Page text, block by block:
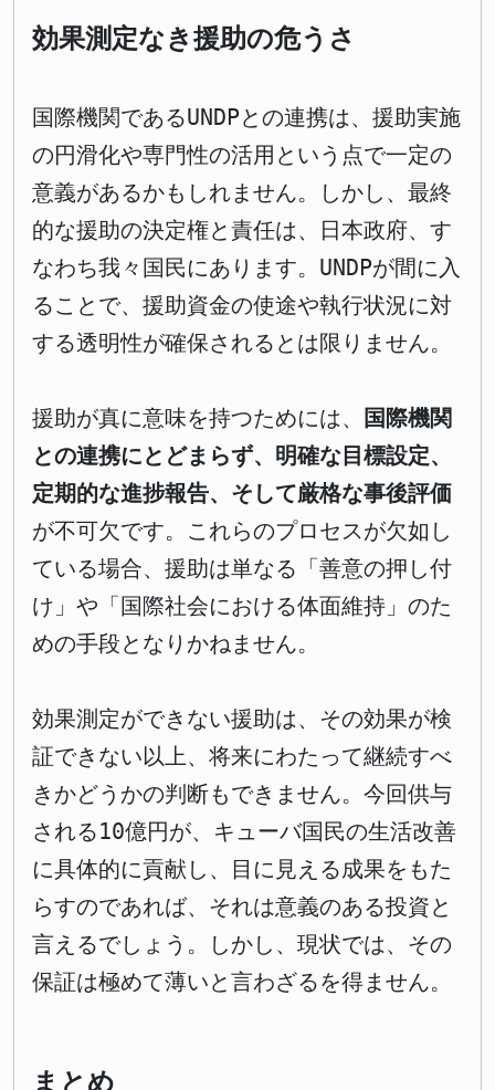
効果測定なき援助の危うさ
国際機関であるUNDPとの連携は、援助実施
の円滑化や専門性の活用という点で一定の
意義があるかもしれません。しかし、最終
的な援助の決定権と責任は、日本政府、す
なわち我々国民にあります。UNDPが間に入
ることで、援助資金の使途や執行状況に対
する透明性が確保されるとは限りません。
援助が真に意味を持つためには、
国際機関
との連携にとどまらず、明確な目標設定、
定期的な進捗報告、そして厳格な事後評価
が不可欠です。これらのプロセスが欠如し
ている場合、援助は単なる「善意の押し付
け」や「国際社会における体面維持」のた
めの手段となりかねません。
効果測定ができない援助は、その効果が検
証できない以上、将来にわたって継続すべ
きかどうかの判断もできません。今回供与
される10億円が、キューバ国民の生活改善
に具体的に貢献し、目に見える成果をもた
らすのであれば、それは意義のある投資と
言えるでしょう。しかし、現状では、その
保証は極めて薄いと言わざるを得ません。
まとめ